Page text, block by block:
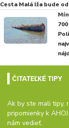
Cesta Malá Iža bude
ČITATEĽKÉ TIPY
Ak by ste mali tipy,
pripomienky k
nám vedieť.